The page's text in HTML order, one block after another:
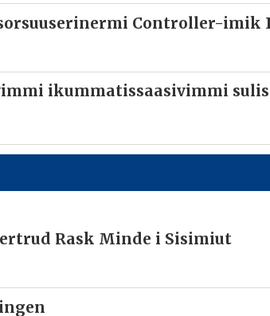
Controller-imik
ikummatissaasivimmi
Rask Minde i Sisimiut